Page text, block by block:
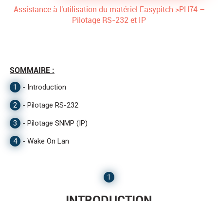
Assistance à l'utilisation du matériel Easypitch >PH74 –
Pilotage RS-232 et IP
SOMMAIRE :
1 - Introduction
2 - Pilotage RS-232
3 - Pilotage SNMP (IP)
4 - Wake On Lan
1